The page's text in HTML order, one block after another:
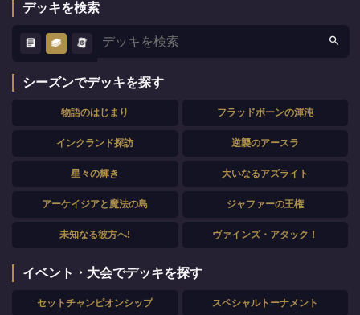
デッキを検索
シーズンでデッキを探す
物語のはじまり フラッドボーンの渾沌
インクランド探訪 逆襲のアースラ
星々の輝き 大いなるアズライト
アーケイジアと魔法の島 ジャファーの王権
未知なる彼方へ! ヴァインズ・アタック！
イベント・大会でデッキを探す
セットチャンピオンシップ スペシャルトーナメント